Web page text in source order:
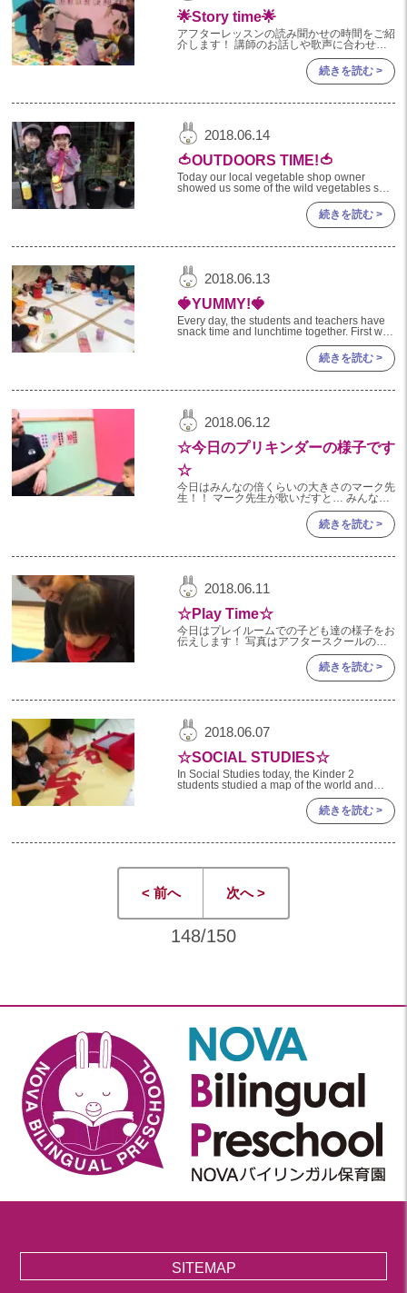
2023年 03月(22)
2023年 02月(19)
2023年 01月(19)
2022年 11月(20)
2022年 10月(20)
2022年 09月(20)
2022年 07月(20)
2022年 06月(22)
2022年 05月(19)
2022年 04月(20)
2022年 03月(22)
2021
2021年 12月(20)
2021年 11月(20)
2021年 08月(18)
2021年 07月(20)
2021年 06月(22)
2021年 05月(15)
2021年 04月(21)
2021年 01月(19)
2020
2020年 12月(19)
2020年 10月(22)
2020年 02月(16)
2020年 01月(19)
2019
2019年 12月(20)
2019年 11月(20)
2019年 06月(20)
🌟Story time🌟
アフターレッスンの読み聞かせの時間をご紹
介します！ 講師のお話しや歌声に合わせ
て、音の鳴るおもちゃを鳴らしたり、 手遊
びをしたり♪♪♪ リズム感を養う事にも繋がり
ます！！ アフターレッスン
続きを読む >
2018.06.14
🍅OUTDOORS TIME!🍅
Today our local vegetable shop owner
showed us some of the wild vegetables she
続きを読む >
2018.06.13
🍓YUMMY!🍓
Every day, the students and teachers have
snack time and lunchtime together. First we
続きを読む >
2018.06.12
☆今日のプリキンダーの様子です
☆
今日はみんなの倍くらいの大きさのマーク先
生！！ マーク先生が歌いだすと… みんな歌
を覚えて少しずつ歌えるようになってきまし
た＾＾ 難しい指もゆっくり先生の指や友達
の指を見て頑張ってます！
続きを読む >
2018.06.11
☆Play Time☆
今日はプレイルームでの子ども達の様子をお
伝えします！ 写真はアフタースクールのレ
ッスン後にプレイルームで遊んでいる様子で
一緒に遊びます！ 小さい子は大
続きを読む >
2018.06.07
☆SOCIAL STUDIES☆
In Social Studies today, the Kinder 2
students studied a map of the world and
続きを読む >
< 前へ 次へ >
148/150
SITEMAP